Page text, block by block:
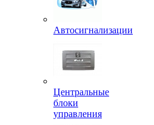
Автосигнализации
Центральные
блоки
управления